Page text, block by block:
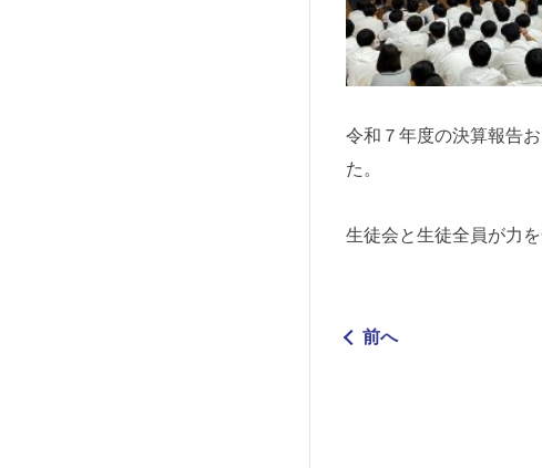
令和７年度の決算報告
た。
生徒会と生徒全員が力
前へ